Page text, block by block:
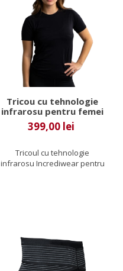
Tricou cu tehnologie
infrarosu pentru femei
Incrediwear
399,00 lei
Tricoul cu tehnologie
infrarosu Incrediwear pentru